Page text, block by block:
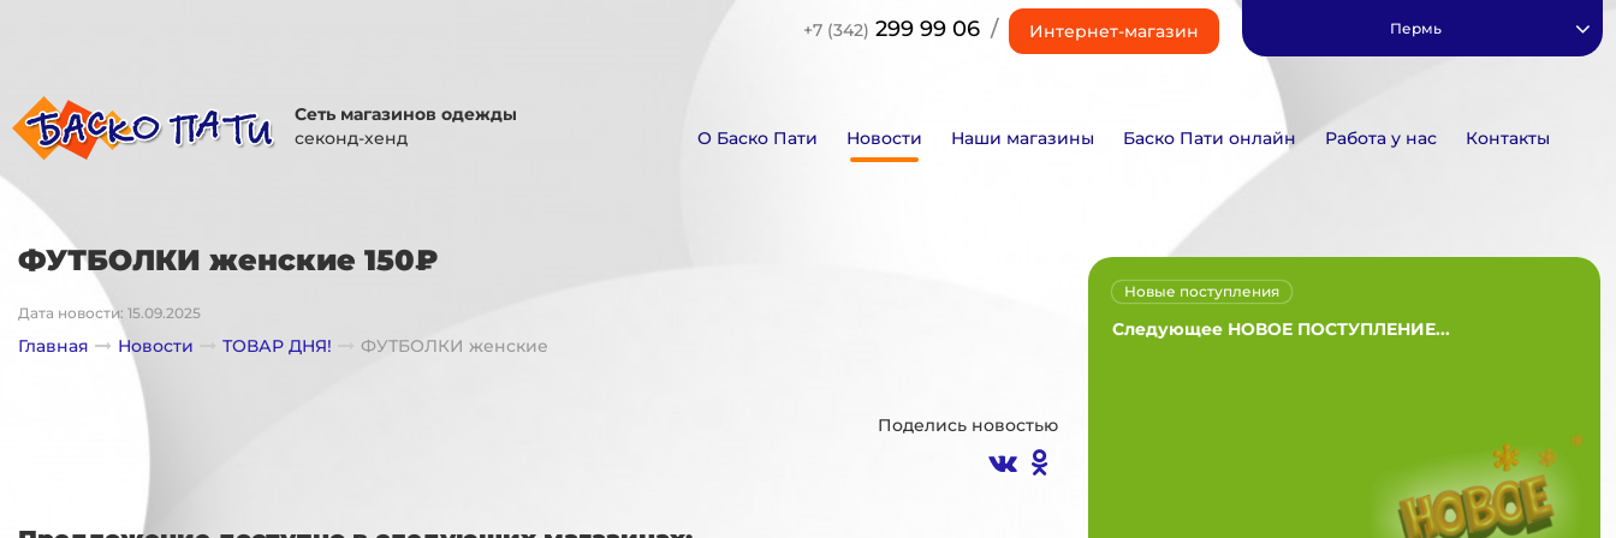
+7 (342) 299 99 06 / Интернет-магазин Пермь
Сеть магазинов одежды
секонд-хенд
О Баско Пати Новости Наши магазины Баско Пати онлайн Работа у нас Контакты
ФУТБОЛКИ женские 150₽
Дата новости: 15.09.2025
Главная Новости ТОВАР ДНЯ! ФУТБОЛКИ женские
Поделись новостью
Следующее НОВОЕ ПОСТУПЛЕНИЕ...
Новые поступления